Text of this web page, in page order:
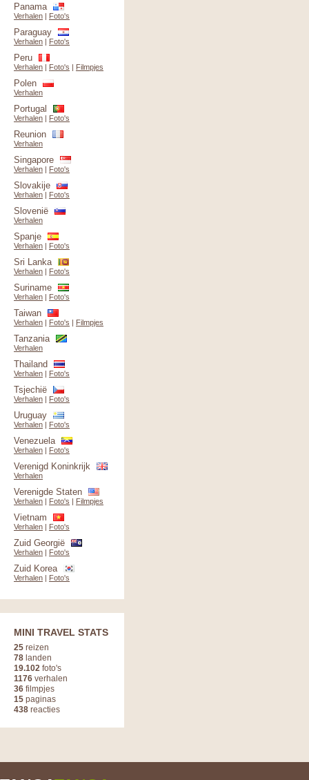
Panama
Verhalen | Foto's
Paraguay
Verhalen | Foto's
Peru
Verhalen | Foto's | Filmpjes
Polen
Verhalen
Portugal
Verhalen | Foto's
Reunion
Verhalen
Singapore
Verhalen | Foto's
Slovakije
Verhalen | Foto's
Slovenië
Verhalen
Spanje
Verhalen | Foto's
Sri Lanka
Verhalen | Foto's
Suriname
Verhalen | Foto's
Taiwan
Verhalen | Foto's | Filmpjes
Tanzania
Verhalen
Thailand
Verhalen | Foto's
Tsjechië
Verhalen | Foto's
Uruguay
Verhalen | Foto's
Venezuela
Verhalen | Foto's
Verenigd Koninkrijk
Verhalen
Verenigde Staten
Verhalen | Foto's | Filmpjes
Vietnam
Verhalen | Foto's
Zuid Georgië
Verhalen | Foto's
Zuid Korea
Verhalen | Foto's
MINI TRAVEL STATS
25 reizen
78 landen
19.102 foto's
1176 verhalen
36 filmpjes
15 paginas
438 reacties